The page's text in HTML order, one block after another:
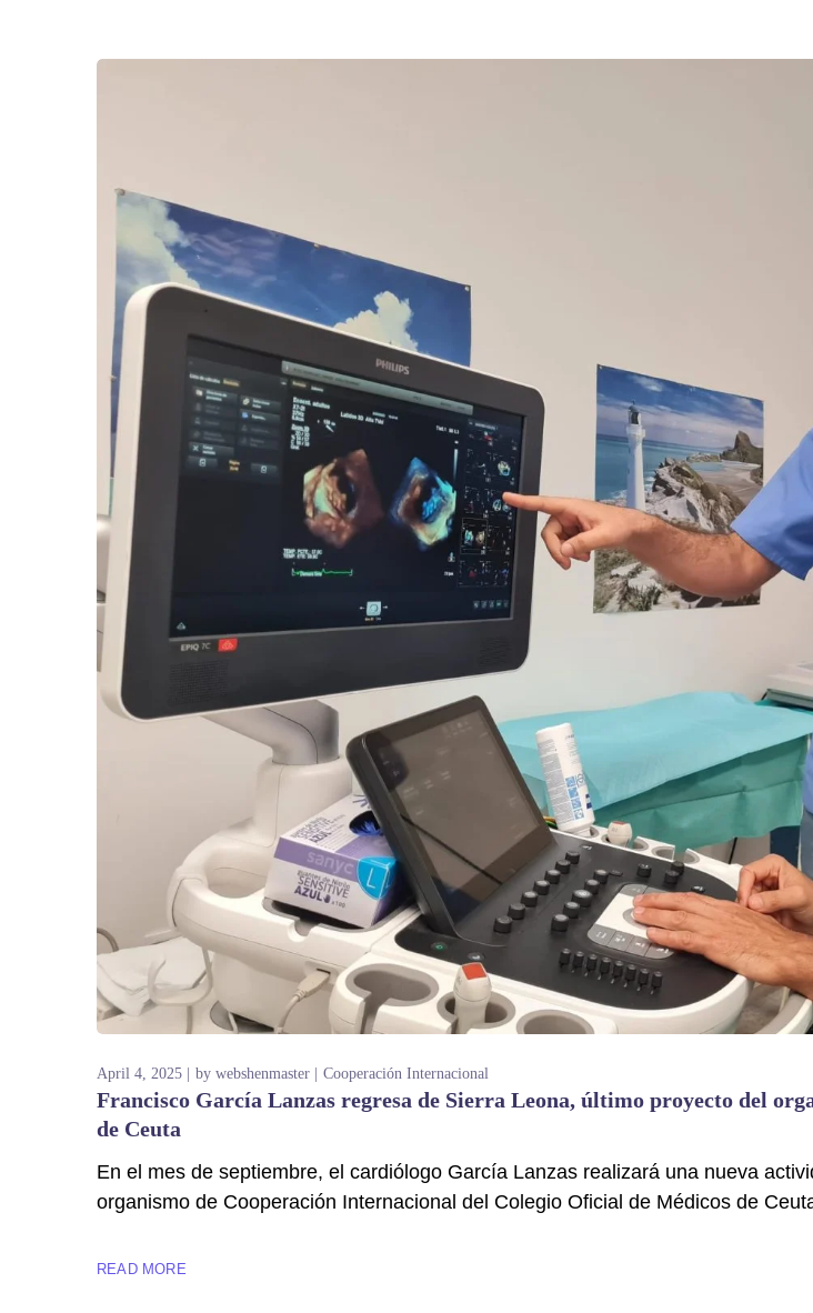
April 4, 2025 by webshenmaster Cooperación Internacional
Francisco García Lanzas regresa de Sierra Leona, último proyecto del
de Ceuta
En el mes de septiembre, el cardiólogo García Lanzas realizará una nueva
organismo de Cooperación Internacional del Colegio Oficial de Médicos de
READ MORE